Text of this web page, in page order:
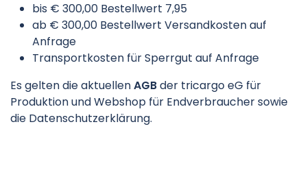
bis € 300,00 Bestellwert 7,95
ab € 300,00 Bestellwert Versandkosten auf
Anfrage
Transportkosten für Sperrgut auf Anfrage
Es gelten die aktuellenAGBder tricargo eG für
Produktion und Webshop für Endverbraucher sowie
die Datenschutzerklärung.